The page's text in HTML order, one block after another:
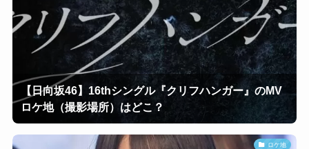
【日向坂46】16thシングル『クリフハンガー』のMV
ロケ地（撮影場所）はどこ？
ロケ地